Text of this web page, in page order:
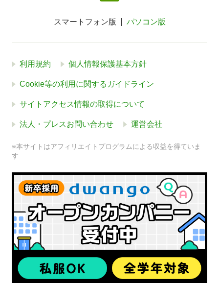
スマートフォン版 パソコン版
利用規約 個人情報保護基本方針
Cookie等の利用に関するガイドライン
サイトアクセス情報の取得について
法人・プレスお問い合わせ 運営会社
※本サイトはアフィリエイトプログラムによる収益を得ていま
す